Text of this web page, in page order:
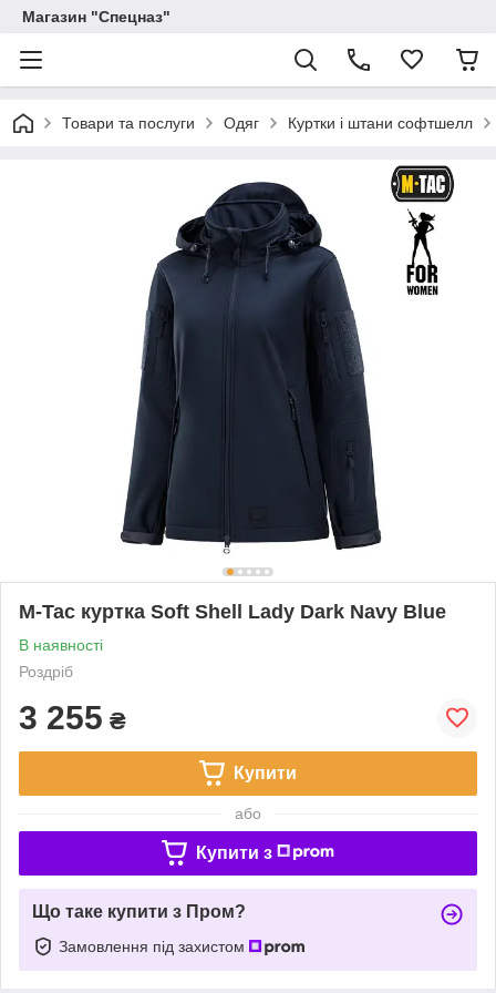
Магазин "Спецназ"
Товари та послуги Одяг Куртки і штани софтшелл
M-Tac куртка Soft Shell Lady Dark Navy Blue
В наявності
Роздріб
3 255 ₴
Купити
або
Купити з
Що таке купити з Пром?
Замовлення під захистом